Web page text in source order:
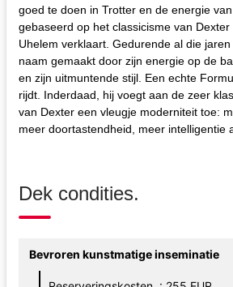
goed te doen in Trotter en de energie
gebaseerd op het classicisme van Dexter
Uhelem verklaart. Gedurende al die
naam gemaakt door zijn energie op de
en zijn uitmuntende stijl. Een echte
rijdt. Inderdaad, hij voegt aan de zeer
van Dexter een vleugje moderniteit toe:
meer doortastendheid, meer intelligentie
Dek condities.
Bevroren kunstmatige inseminatie